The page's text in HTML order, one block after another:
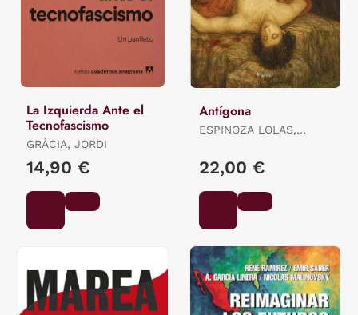
La Izquierda Ante el
Tecnofascismo
GRÀCIA, JORDI
14,90 €
Antígona
ESPINOZA LOLAS,
22,00 €